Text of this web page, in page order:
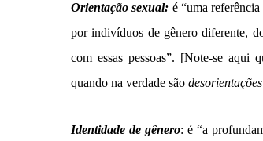
Orientação sexual: é “uma
por indivíduos de gênero diferente,
com essas pessoas”. [Note-se aqui
quando na verdade são
Identidade de gênero: é “a